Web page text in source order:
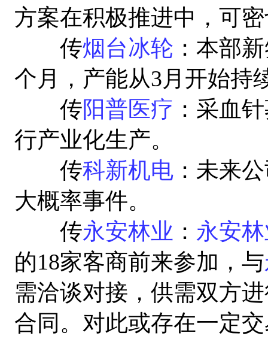
方案在积极推进中，可
传烟台冰轮 ：本部
个月，产能从3月开始持
传阳普医疗 ：采血
行产业化生产。
传科新机电 ：未来
大概率事件。
传永安林业 ： 永安
的18家客商前来参加，与
需洽谈对接，供需双方
合同。对此或存在一定